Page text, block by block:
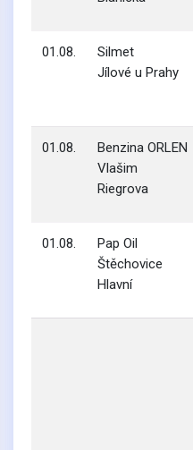
01.08.
Silmet
Jílové u Prahy
01.08.
Benzina ORLEN
Vlašim
Riegrova
01.08.
Pap Oil
Štěchovice
Hlavní